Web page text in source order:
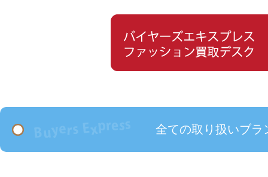
全ての取り扱いブラ